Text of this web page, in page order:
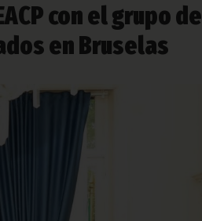
con el grupo de
en Bruselas